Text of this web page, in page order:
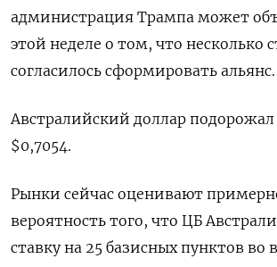
администрация Трампа может
этой неделе о том, что несколько
согласилось сформировать альянс.
Австралийский доллар подорожал
$0,7054.
Рынки сейчас оценивают
вероятность того, что ЦБ
ставку на 25 базисных пунктов во